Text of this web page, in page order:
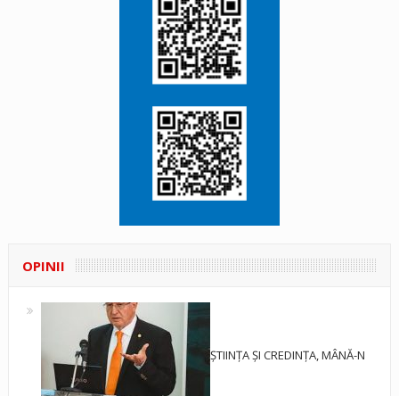
OPINII
ȘTIINȚA ȘI CREDINȚA, MÂNĂ-N